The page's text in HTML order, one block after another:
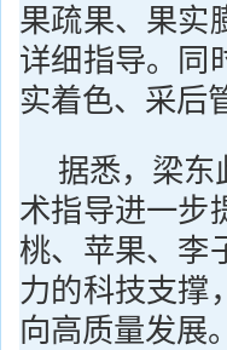
果疏果、果实
详细指导。同
实着色、采后
据悉，梁东
术指导进一步
桃、苹果、李
力的科技支撑
向高质量发展。